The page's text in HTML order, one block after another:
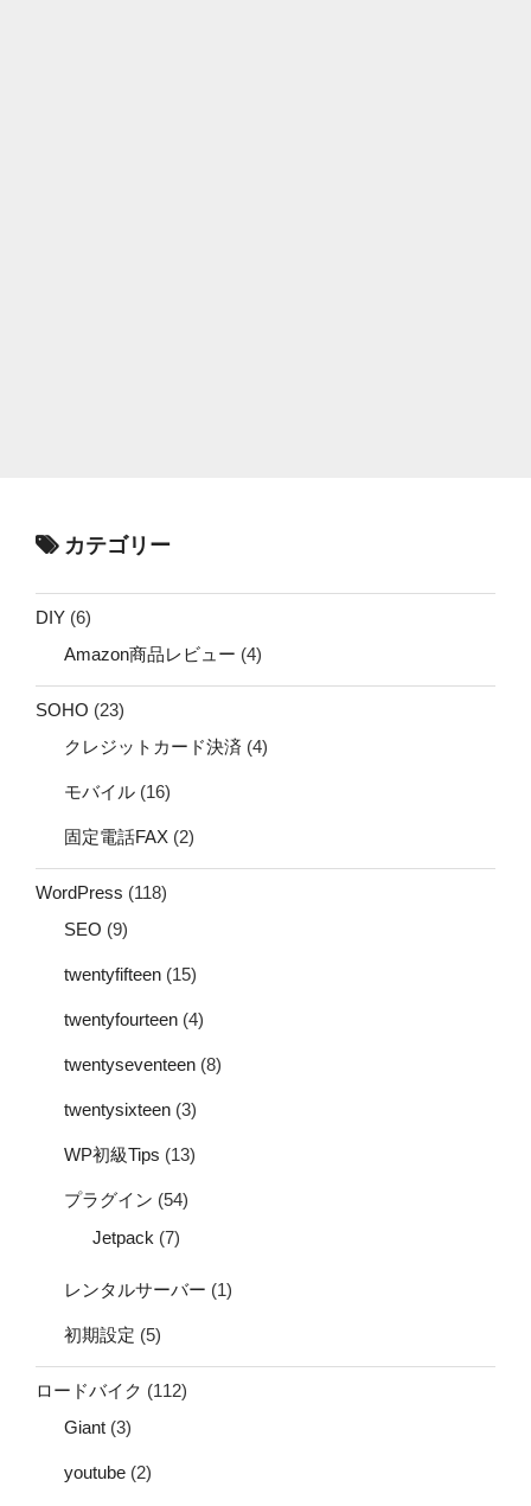
カテゴリー
DIY (6)
Amazon商品レビュー (4)
SOHO (23)
クレジットカード決済 (4)
モバイル (16)
固定電話FAX (2)
WordPress (118)
SEO (9)
twentyfifteen (15)
twentyfourteen (4)
twentyseventeen (8)
twentysixteen (3)
WP初級Tips (13)
プラグイン (54)
Jetpack (7)
レンタルサーバー (1)
初期設定 (5)
ロードバイク (112)
Giant (3)
youtube (2)